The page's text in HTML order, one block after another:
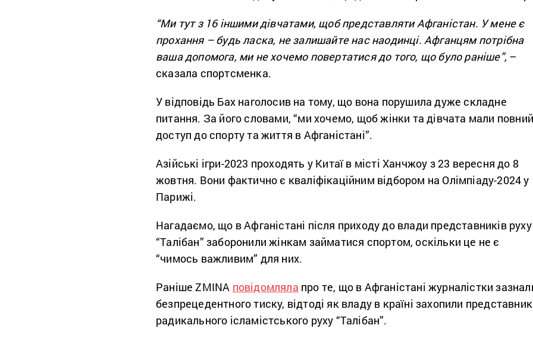
“Ми тут з 16 іншими дівчатами, щоб представляти Афганістан. У мене є
прохання – будь ласка, не залишайте нас наодинці. Афганцям потрібна
ваша допомога, ми не хочемо повертатися до того, що було раніше”, –
сказала спортсменка.
У відповідь Бах наголосив на тому, що вона порушила дуже складне
питання. За його словами, “ми хочемо, щоб жінки та дівчата мали повний
доступ до спорту та життя в Афганістані”.
Азійські ігри-2023 проходять у Китаї в місті Ханчжоу з 23 вересня до 8
жовтня. Вони фактично є кваліфікаційним відбором на Олімпіаду-2024 у
Парижі.
Нагадаємо, що в Афганістані після приходу до влади представників руху
“Талібан” заборонили жінкам займатися спортом, оскільки це не є
“чимось важливим” для них.
Раніше ZMINA повідомляла про те, що в Афганістані журналістки
безпрецедентного тиску, відтоді як владу в країні захопили
радикального ісламістського руху “Талібан”.